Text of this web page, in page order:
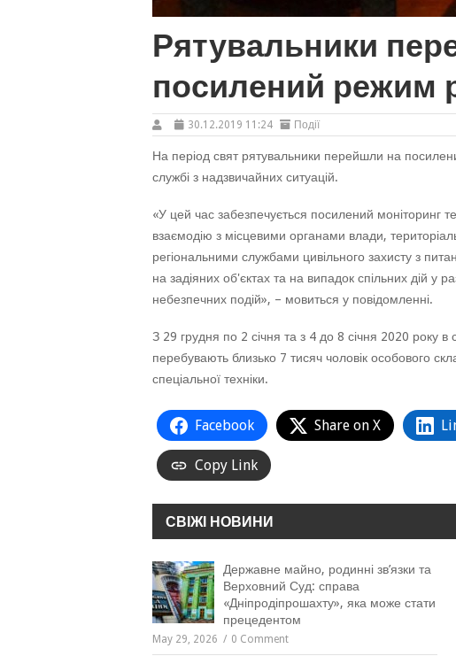
Рятувальники
посилений режим
30.12.2019 11:24 Події
На період свят рятувальники перейшли на
службі з надзвичайних ситуацій.
«У цей час забезпечується посилений моніторинг
взаємодію з місцевими органами влади,
регіональними службами цивільного захисту з
на задіяних об'єктах та на випадок спільних дій у
небезпечних подій», – мовиться у повідомленні.
З 29 грудня по 2 січня та з 4 до 8 січня 2020 року
перебувають близько 7 тисяч чоловік особового
спеціальної техніки.
Facebook Share on X
Copy Link
СВІЖІ НОВИНИ
Державне майно, родинні зв’язки та
Верховний Суд: справа
«Дніпродіпрошахту», яка може стати
прецедентом
May 29, 2026 0 Comment